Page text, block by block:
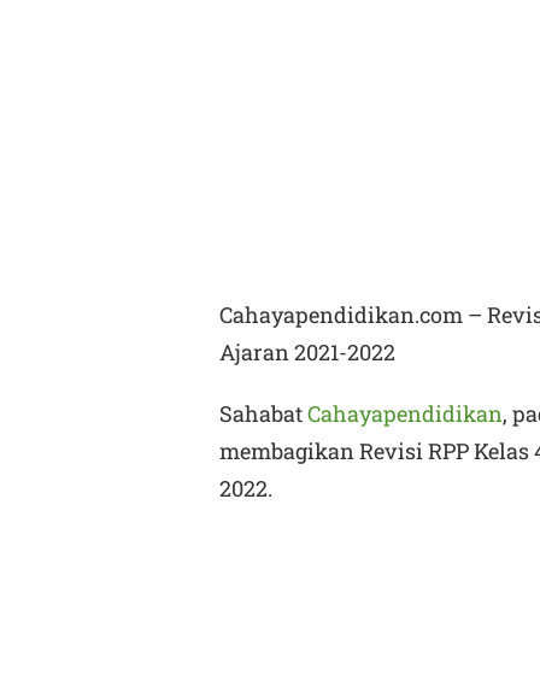
Cahayapendidikan.com –
Ajaran 2021-2022
SahabatCahayapendidikan,
membagikan RevisiRPP Kelas
2022.